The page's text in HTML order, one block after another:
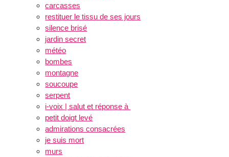
carcasses
restituer le tissu de ses jours
silence brisé
jardin secret
météo
bombes
montagne
soucoupe
serpent
i-voix | salut et réponse à
petit doigt levé
admirations consacrées
je suis mort
murs